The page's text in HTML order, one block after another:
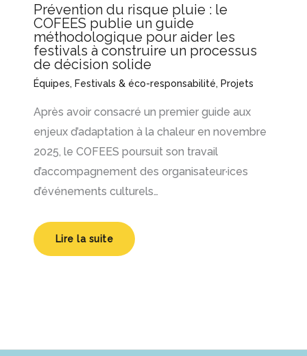
Prévention du risque pluie : le
COFEES publie un guide
méthodologique pour aider les
festivals à construire un processus
de décision solide
Équipes, Festivals & éco-responsabilité, Projets
Après avoir consacré un premier guide aux
enjeux d’adaptation à la chaleur en novembre
2025, le COFEES poursuit son travail
d’accompagnement des organisateur·ices
d’événements culturels…
Lire la suite